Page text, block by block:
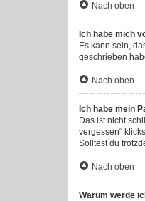
Nach oben
Ich habe mich
Es kann sein,
geschrieben
Nach oben
Ich habe mein
Das ist nicht
vergessen“
Solltest du
Nach oben
Warum werde